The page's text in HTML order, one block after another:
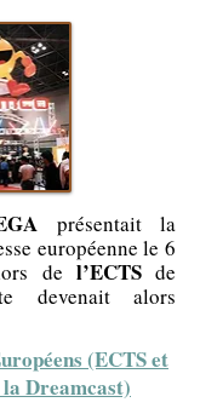
présentait la
européenne le 6
de l’ECTSde
devenait alors
(ECTS et
Dreamcast)